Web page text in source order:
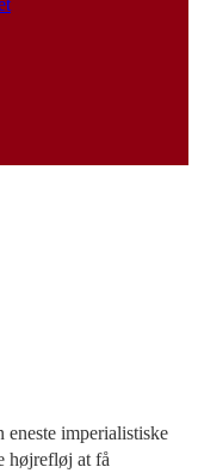
imperialistiske
højrefløj at få